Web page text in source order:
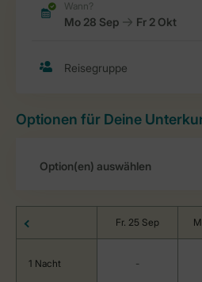
Optionen für Deine
Fr. 25 Sep
1 Nacht -